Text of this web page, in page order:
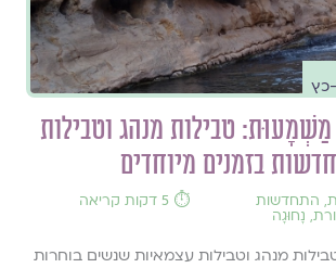
כץ
טבילות מנהג וטבילות
בזמנים מיוחדים
, התחדשות
, נָחוּגָה
⏱️ 5 דקות קריאה
מנהג וטבילות עצמאיות שנשים בוחרות